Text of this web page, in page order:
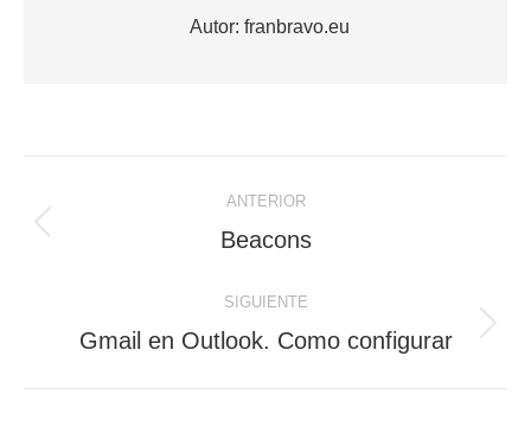
Autor: franbravo.eu
entre
publicaciones
ANTERIOR
Publicación
Beacons
SIGUIENTE
Publicación
Gmail en Outlook. Como configurar